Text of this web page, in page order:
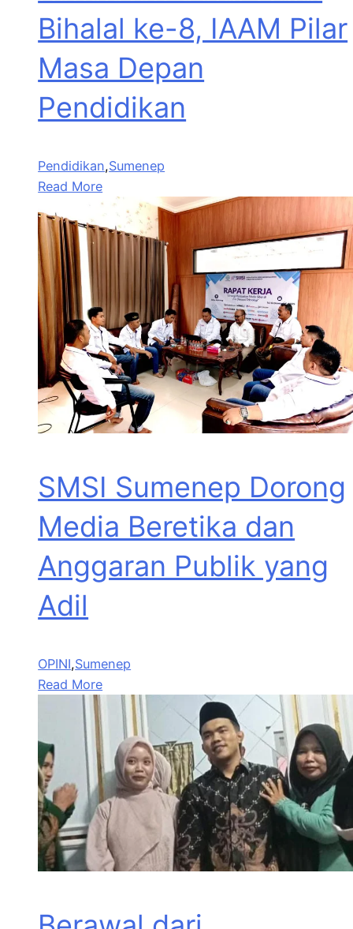
Bihalal ke-8, IAAM Pilar
Masa Depan
Pendidikan
Pendidikan,Sumenep
Read More
SMSI Sumenep Dorong
Media Beretika dan
Anggaran Publik yang
Adil
OPINI,Sumenep
Read More